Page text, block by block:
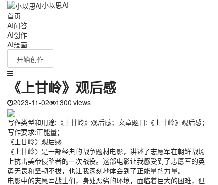
小以思AI
首页
AI问答
AI创作
AI绘画
开始创作
《上甘岭》观后感
2023-11-02 1300 views
写作类型和用途:《上甘岭》观后感；文章题目:《上甘岭》观后感；
写作要求:正能量；
《上甘岭》观后感
《上甘岭》是一部经典的战争题材电影，讲述了志愿军在朝鲜战场
上抗击美帝侵略者的一次战役。这部电影让我感受到了志愿军的英
勇无畏和坚韧不拔，也让我深刻地体会到了正能量的力量。
电影中的志愿军战士们，身处恶劣的环境，面临着巨大的困难，但